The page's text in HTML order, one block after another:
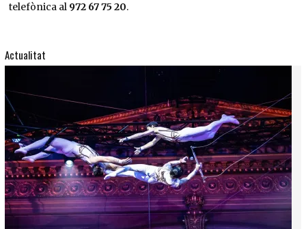
telefònica al 972 67 75 20.
Actualitat